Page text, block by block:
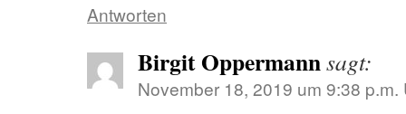
Antworten
Birgit Oppermannsagt:
November 18, 2019 um 9:38 p.m.